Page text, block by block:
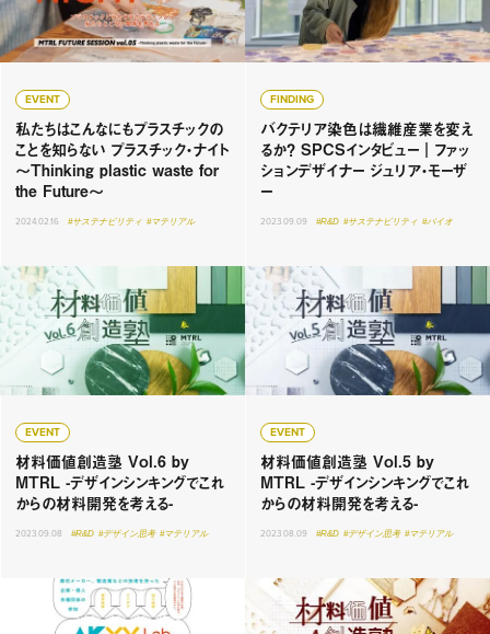
EVENT
私たちはこんなにもプラスチックの
ことを知らない プラスチック・ナイト
〜Thinking plastic waste for
the Future〜
2024.02.16 #サステナビリティ #マテリアル
FINDING
バクテリア染色は繊維産業を変え
るか？ SPCSインタビュー｜ファッ
ションデザイナー ジュリア・モーザ
ー
2023.09.09 #R&D #サステナビリティ #バイオ
EVENT
材料価値創造塾 Vol.6 by
MTRL -デザインシンキングでこれ
からの材料開発を考える-
2023.09.08 #R&D #デザイン思考 #マテリアル
EVENT
材料価値創造塾 Vol.5 by
MTRL -デザインシンキングでこれ
からの材料開発を考える-
2023.08.09 #R&D #デザイン思考 #マテリアル